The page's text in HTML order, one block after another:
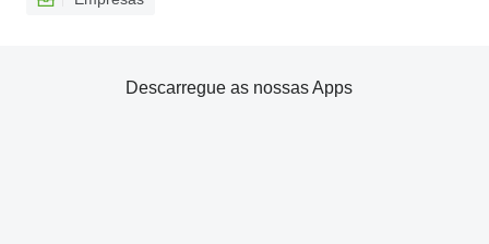
Descarregue as nossas Apps